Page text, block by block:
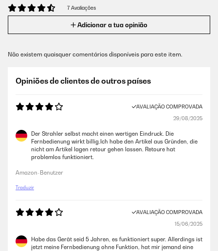
7 Avaliações
Adicionar a tua opinião
Não existem quaisquer comentários disponíveis para este item.
Opiniões de clientes de outros países
AVALIAÇÃO COMPROVADA
29/08/2025
Der Strahler selbst macht einen wertigen Eindruck. Die
Fernbedienung wirkt billig.Ich habe den Artikel aus Gründen, die
nicht am Artikel lagen retour gehen lassen. Retoure hat
problemlos funktioniert.
Amazon-Benutzer
Traduzir
AVALIAÇÃO COMPROVADA
15/06/2025
Habe das Gerät seid 5 Jahren, es funktioniert super. Allerdings ist
jetzt meine Fernbedienung ohne Funktion, hat mir jemand eine